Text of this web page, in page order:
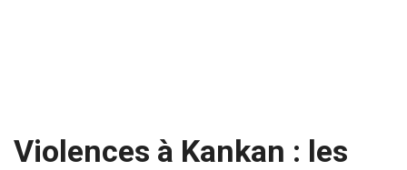
Violences à Kankan : les